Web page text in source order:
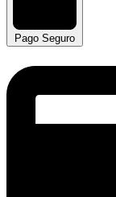
Pago Seguro